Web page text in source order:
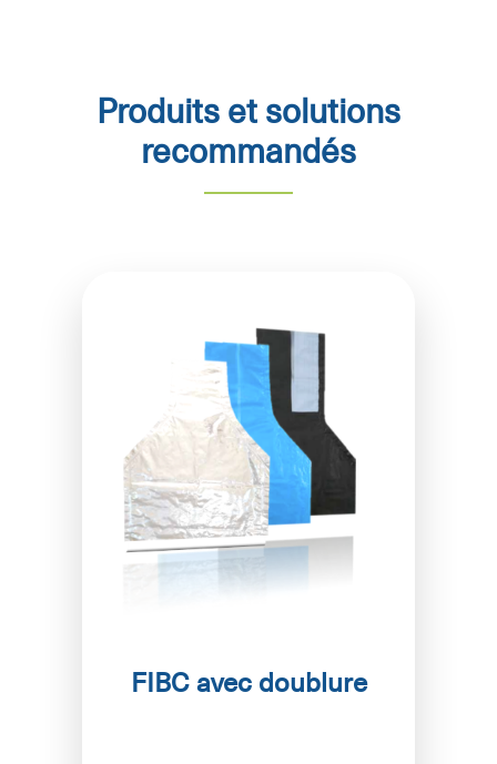
Produits et solutions
recommandés
FIBC avec doublure